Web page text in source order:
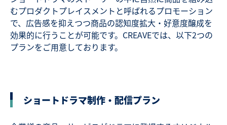
むプロダクトプレイスメントと呼ばれるプロモーション
で、広告感を抑えつつ商品の認知度拡大・好意度醸成を
効果的に行うことが可能です。CREAVEでは、以下2つの
プランをご用意しております。
ショートドラマ制作・配信プラン